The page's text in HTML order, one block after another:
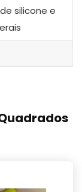
silicone e